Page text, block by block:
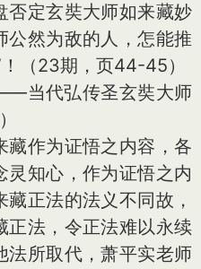
否定玄奘大师如来藏妙
公然为敌的人，怎能推
（23期，页44-45）
代弘传圣玄奘大师
作为证悟之内容，各
灵知心，作为证悟之内
正法的法义不同故，
正法，令正法难以永续
法所取代，萧平实老师